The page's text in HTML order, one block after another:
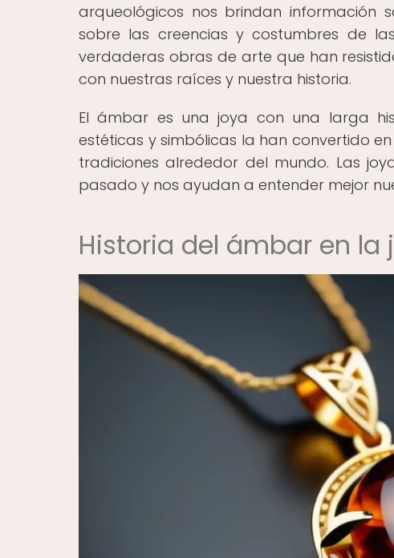
arqueológicos nos brindan información
sobre las creencias y costumbres de
verdaderas obras de arte que han
con nuestras raíces y nuestra historia.
El ámbar es una joya con una larga
estéticas y simbólicas la han convertido
tradiciones alrededor del mundo. Las
pasado y nos ayudan a entender mejor
Historia del ámbar en la